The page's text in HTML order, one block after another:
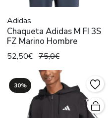
Adidas
Chaqueta Adidas M FI 3S
FZ Marino Hombre
52,50€ 75,0€
30%